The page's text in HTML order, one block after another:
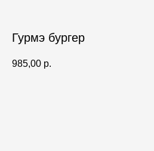
Гурмэ бургер
985,00 р.